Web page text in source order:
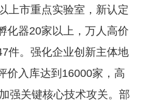
上市重点实验室，新认定
化器20家以上，万人高价
件。强化企业创新主体地
价入库达到16000家，高
强关键核心技术攻关。部